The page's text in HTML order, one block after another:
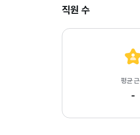
직원 수
평균
-